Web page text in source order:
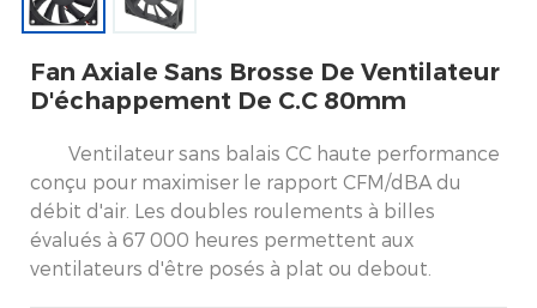
Fan Axiale Sans Brosse De Ventilateur
D'échappement De C.C 80mm
Ventilateur sans balais CC haute performance
conçu pour maximiser le rapport CFM/dBA du
débit d'air. Les doubles roulements à billes
évalués à 67 000 heures permettent aux
ventilateurs d'être posés à plat ou debout.